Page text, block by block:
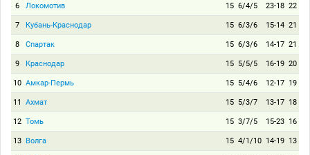
6 Локомотив 15 6/4/5 23-18 22
7 Кубань-Краснодар 15 6/3/6 15-14 21
8 Спартак 15 6/3/6 14-17 21
9 Краснодар 15 5/5/5 16-19 20
10 Амкар-Пермь 15 5/4/6 12-17 19
11 Ахмат 15 5/3/7 13-17 18
12 Томь 15 3/7/5 15-23 16
13 Волга 15 4/1/10 14-19 13